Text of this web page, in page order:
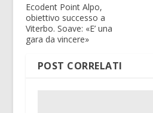
Ecodent Point Alpo,
obiettivo successo a
Viterbo. Soave: «E’ una
gara da vincere»
POST CORRELATI